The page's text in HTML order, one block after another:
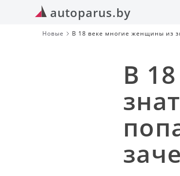
autoparus.by
Новые
В 18 веке многие женщины из
В